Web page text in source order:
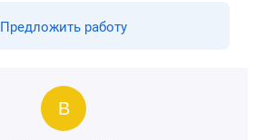
Предложить работу